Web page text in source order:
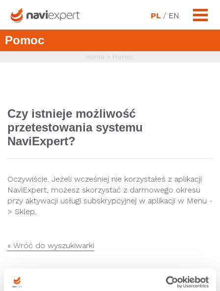
PL / EN
Pomoc
Home > Pomoc
Czy istnieje możliwość
przetestowania systemu
NaviExpert?
Oczywiście. Jeżeli wcześniej nie korzystałeś z aplikacji
NaviExpert, możesz skorzystać z darmowego okresu
przy aktywacji usługi subskrypcyjnej w aplikacji w Menu -
> Sklep.
« Wróć do wyszukiwarki